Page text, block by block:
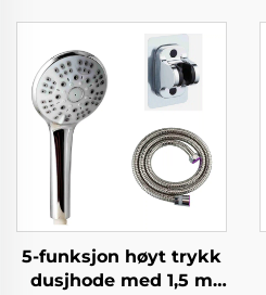
5-funksjon høyt trykk
dusjhode med 1,5 m